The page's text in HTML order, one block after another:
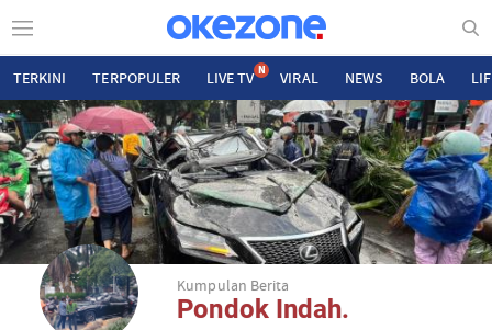
TERKINI TERPOPULER LIVE TV N VIRAL NEWS BOLA
Kumpulan Berita
Pondok Indah.